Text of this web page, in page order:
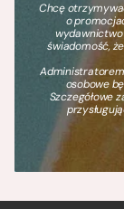
Chcę
o
wydawnictwo
świadomość,
Administratorem
osobowe
Szczegółowe